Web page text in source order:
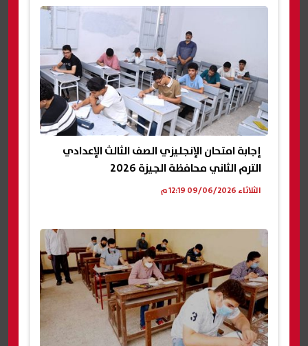
إجابة امتحان الإنجليزي الصف الثالث الإعدادي
الترم الثاني محافظة الجيزة 2026
الثلاثاء 09/06/2026 12:19 م